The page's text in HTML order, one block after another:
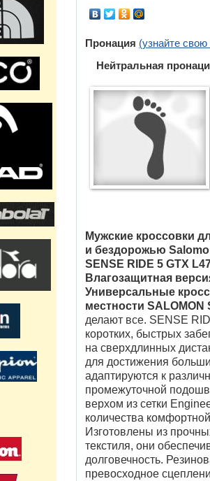
Пронация (узнайте
Нейтральная
Мужские кроссовки
и бездорожью
SENSE RIDE 5 GTX
Влагозащитная
Универсальные
местности SALOMON
делают все. SENSE
коротких, быстрых
на сверхдлинных
для достижения
адаптируются к
промежуточной
верхом из сетки
количества
Изготовлены из
текстиля, они
долговечность.
превосходное